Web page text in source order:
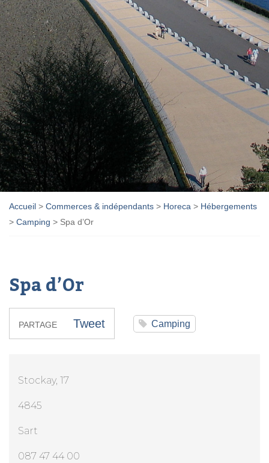
Accueil > Commerces & indépendants > Horeca > Hébergements
> Camping > Spa d’Or
Spa d’Or
PARTAGE Tweet Camping
Stockay, 17
4845
Sart
087 47 44 00